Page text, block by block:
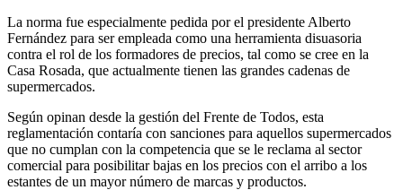
La norma fue especialmente pedida por el presidente Alberto
Fernández para ser empleada como una herramienta disuasoria
contra el rol de los formadores de precios, tal como se cree en la
Casa Rosada, que actualmente tienen las grandes cadenas de
supermercados.
Según opinan desde la gestión del Frente de Todos, esta
reglamentación contaría con sanciones para aquellos supermercados
que no cumplan con la competencia que se le reclama al sector
comercial para posibilitar bajas en los precios con el arribo a los
estantes de un mayor número de marcas y productos.